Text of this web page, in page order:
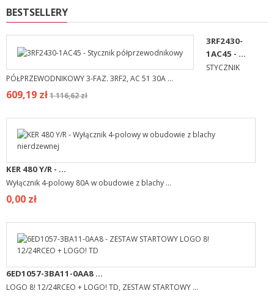
BESTSELLERY
3RF2430-
1AC45 - ...
STYCZNIK
PÓŁPRZEWODNIKOWY 3-FAZ. 3RF2, AC 51 30A ...
609,19 zł1 116,62 zł
KER 480 Y/R - ...
Wyłącznik 4-polowy 80A w obudowie z blachy ...
0,00 zł
6ED1057-3BA11-0AA8 ...
LOGO 8! 12/24RCEO + LOGO! TD, ZESTAW STARTOWY ...